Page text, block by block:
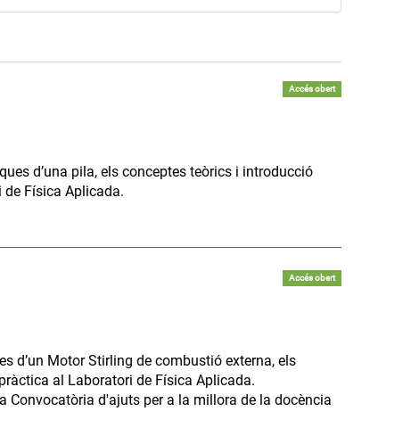
Accés obert
d’una pila, els conceptes teòrics i introducció
Física Aplicada.
Accés obert
d’un Motor Stirling de combustió externa, els
al Laboratori de Física Aplicada.
Convocatòria d'ajuts per a la millora de la docència